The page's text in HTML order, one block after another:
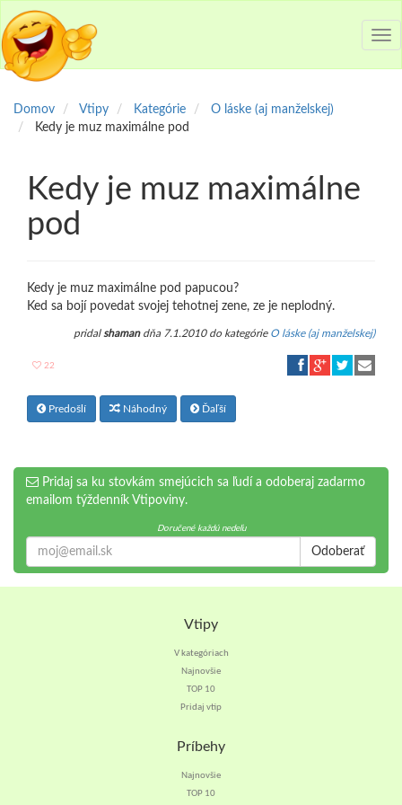
Domov Vtipy Kategórie
O láske (aj manželskej)
Kedy je muz maximálne pod
Kedy je muz maximálne
pod
Kedy je muz maximálne pod papucou?
Ked sa bojí povedat svojej tehotnej zene, ze je neplodný.
pridal shamandňa 7.1.2010 do kategórie O láske (aj manželskej)
22
Predošlí Náhodný Ďaľší
Pridaj sa ku stovkám smejúcich sa ľudí a odoberaj zadarmo
emailom týždenník Vtipoviny.
Doručené každú nedeľu
Odoberať
Vtipy
V kategóriach
Najnovšie
TOP 10
Pridaj vtip
Príbehy
Najnovšie
TOP 10